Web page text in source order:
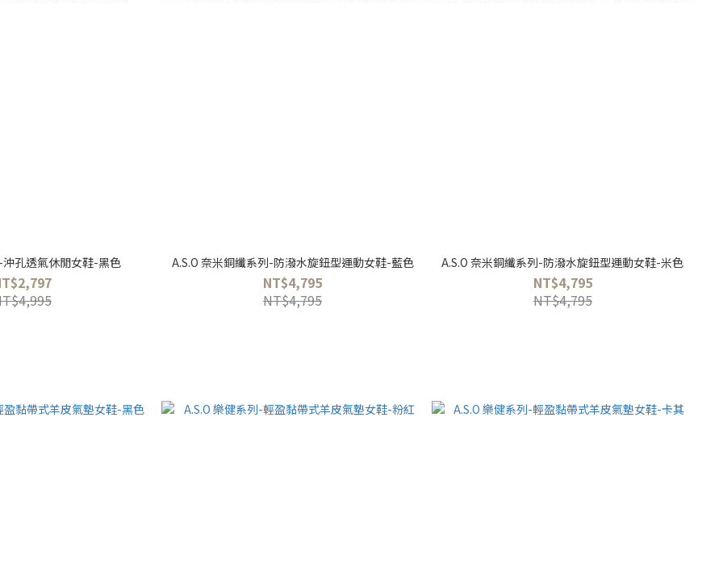
沖孔透氣休閒女鞋-黑色 A.S.O 奈米銅纖系列-防潑水旋鈕型運動女鞋-藍色
NT$4,795
NT$4,795
A.S.O 奈米銅纖系列-防潑水旋鈕型運動女鞋-米色
NT$4,795
NT$4,795